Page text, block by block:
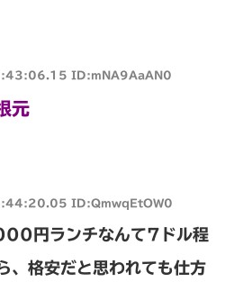
ID:mNA9AaAN0
元
ID:QmwqEtOW0
円ランチなんて7ドル程
、格安だと思われても仕方